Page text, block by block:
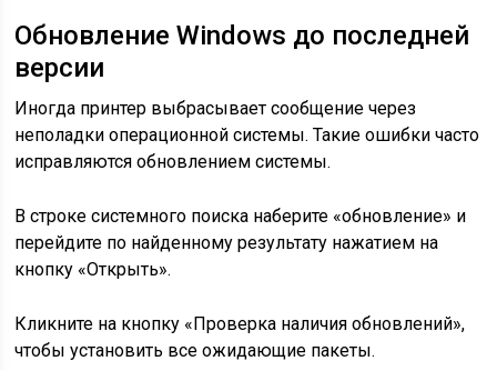
Обновление Windows до последней
версии
Иногда принтер выбрасывает сообщение через
неполадки операционной системы. Такие ошибки часто
исправляются обновлением системы.
В строке системного поиска наберите «обновление» и
перейдите по найденному результату нажатием на
кнопку «Открыть».
Кликните на кнопку «Проверка наличия обновлений»,
чтобы установить все ожидающие пакеты.